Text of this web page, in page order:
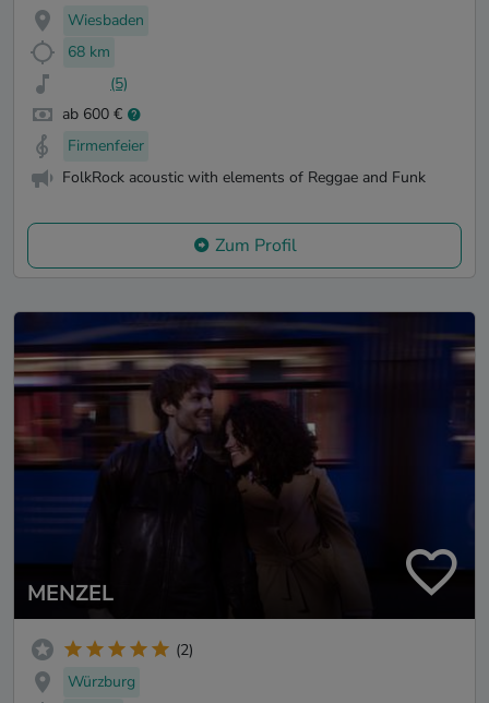
Wiesbaden
68 km
(5)
ab 600 €
Firmenfeier
FolkRock acoustic with elements of Reggae and Funk
Zum Profil
MENZEL
(2)
Würzburg